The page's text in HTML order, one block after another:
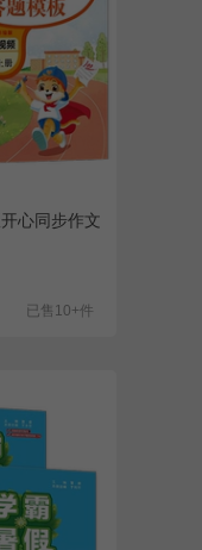
心同步作文
已售10+件